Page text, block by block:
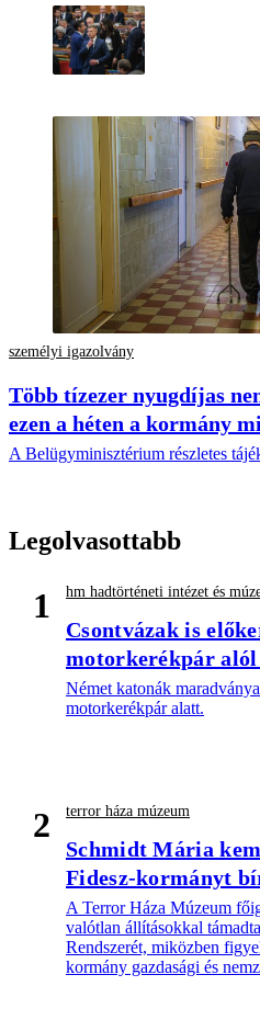
személyi igazolvány
Több tízezer nyugdíjas
ezen a héten a kormány
A Belügyminisztérium részletes
Legolvasottabb
1 hm hadtörténeti intézet és
Csontvázak is
motorkerékpár
Német katonák
motorkerékpár alatt.
2 terror háza múzeum
Schmidt Mária
Fidesz-kormányt
A Terror Háza Múzeum
valótlan állításokkal
Rendszerét, miközben
kormány gazdasági és